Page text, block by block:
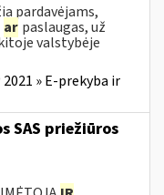
pardavėjams,
ar paslaugas, už
valstybėje
2021 » E-prekyba ir
SAS priežiūros